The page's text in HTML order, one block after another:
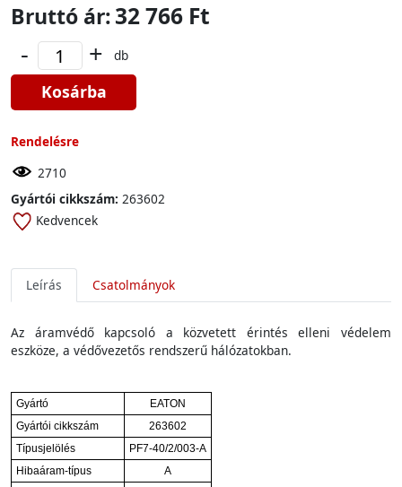
Bruttó ár:32 766 Ft
- + db
Kosárba
Rendelésre
2710
Gyártói cikkszám: 263602
Kedvencek
Leírás Csatolmányok
Az áramvédő kapcsoló a közvetett érintés elleni védelem
eszköze, a védővezetős rendszerű hálózatokban.
Gyártó
EATON
Gyártói cikkszám
263602
Típusjelölés
PF7-40/2/003-A
Hibaáram-típus
A